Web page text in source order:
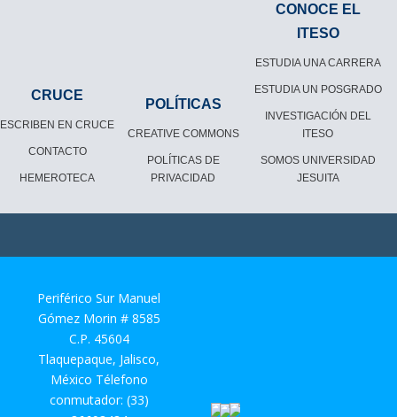
CRUCE
ESCRIBEN EN CRUCE
CONTACTO
HEMEROTECA
POLÍTICAS
CREATIVE COMMONS
POLÍTICAS DE
PRIVACIDAD
CONOCE EL
ITESO
ESTUDIA UNA CARRERA
ESTUDIA UN POSGRADO
INVESTIGACIÓN DEL
ITESO
SOMOS UNIVERSIDAD
JESUITA
Periférico Sur Manuel
Gómez Morin # 8585
C.P. 45604
Tlaquepaque, Jalisco,
México Télefono
conmutador: (33)